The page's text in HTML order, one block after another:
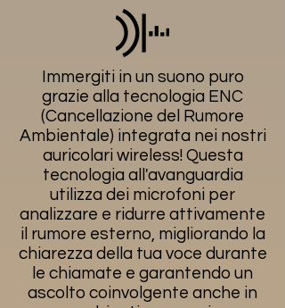
Immergiti in un suono puro
grazie alla tecnologia ENC
(Cancellazione del Rumore
Ambientale) integrata nei nostri
auricolari wireless! Questa
tecnologia all'avanguardia
utilizza dei microfoni per
analizzare e ridurre attivamente
il rumore esterno, migliorando la
chiarezza della tua voce durante
le chiamate e garantendo un
ascolto coinvolgente anche in